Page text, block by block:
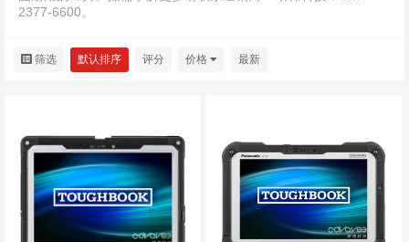
2377-6600。
筛选 默认排序 评分 价格 最新